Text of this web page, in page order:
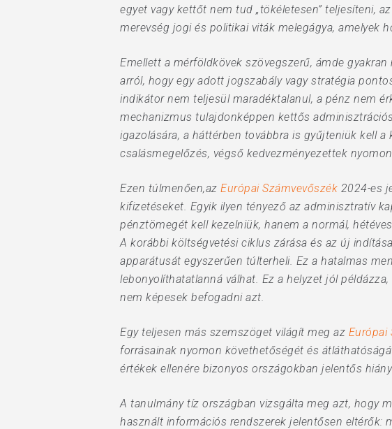
egyet vagy kettőt nem tud „tökéletesen” teljesíteni,
merevség jogi és politikai viták melegágya, amelyek
Emellett a mérföldkövek szövegszerű, ámde
arról, hogy egy adott jogszabály vagy stratégia
indikátor nem teljesül maradéktalanul, a pénz nem
mechanizmus tulajdonképpen kettős
igazolására, a háttérben továbbra is gyűjteniük kell
csalásmegelőzés, végső kedvezményezettek
Ezen túlmenően,az Európai Számvevőszék 2024-es
kifizetéseket. Egyik ilyen tényező az adminisztratív
pénztömegét kell kezelniük, hanem a normál,
A korábbi költségvetési ciklus zárása és az új
apparátusát egyszerűen túlterheli. Ez a hatalmas
lebonyolíthatatlanná válhat. Ez a helyzet jól
nem képesek befogadni azt.
Egy teljesen más szemszöget világít meg az Európai
forrásainak nyomon követhetőségét és
értékek ellenére bizonyos országokban jelentős
A tanulmány tíz országban vizsgálta meg azt, hogy
használt információs rendszerek jelentősen eltérők: